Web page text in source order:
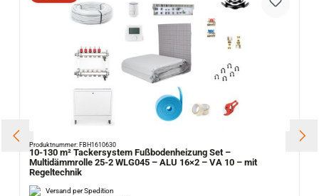
Produktnummer: FBH1610630
10-130 m² Tackersystem Fußbodenheizung Set –
Multidämmrolle 25-2 WLG045 – ALU 16×2 – VA 10 – mit
Regeltechnik
Versand per Spedition